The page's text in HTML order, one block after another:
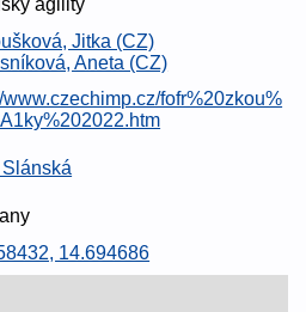
agility
Jitka (CZ)
Aneta (CZ)
www.czechimp.cz/fofr%20zkou%
14.694686